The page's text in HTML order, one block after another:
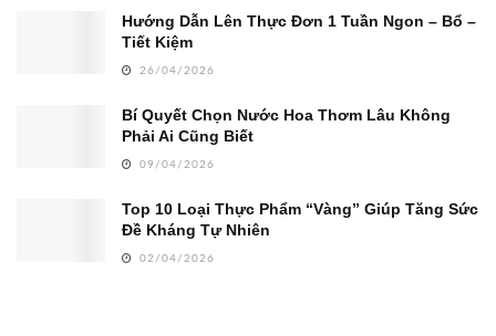
Hướng Dẫn Lên Thực Đơn 1 Tuần Ngon – Bổ –
Tiết Kiệm
26/04/2026
Bí Quyết Chọn Nước Hoa Thơm Lâu Không
Phải Ai Cũng Biết
09/04/2026
Top 10 Loại Thực Phẩm “Vàng” Giúp Tăng Sức
Đề Kháng Tự Nhiên
02/04/2026